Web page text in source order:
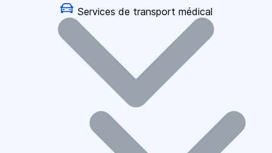
Services de transport médical